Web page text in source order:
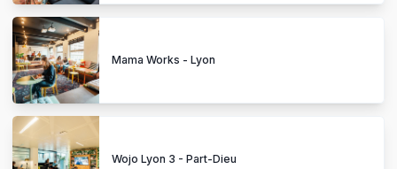
Mama Works - Lyon
Wojo Lyon 3 - Part-Dieu